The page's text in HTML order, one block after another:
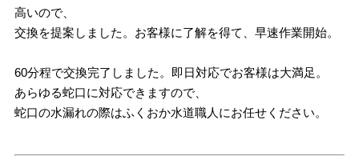
高いので、
交換を提案しました。お客様に了解を得て、早速作業開始。
60分程で交換完了しました。即日対応でお客様は大満足。
あらゆる蛇口に対応できますので、
蛇口の水漏れの際はふくおか水道職人にお任せください。